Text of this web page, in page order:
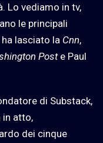
Lo vediamo in tv,
le principali
lasciato la Cnn,
Poste Paul
di Substack,
in atto,
dei cinque